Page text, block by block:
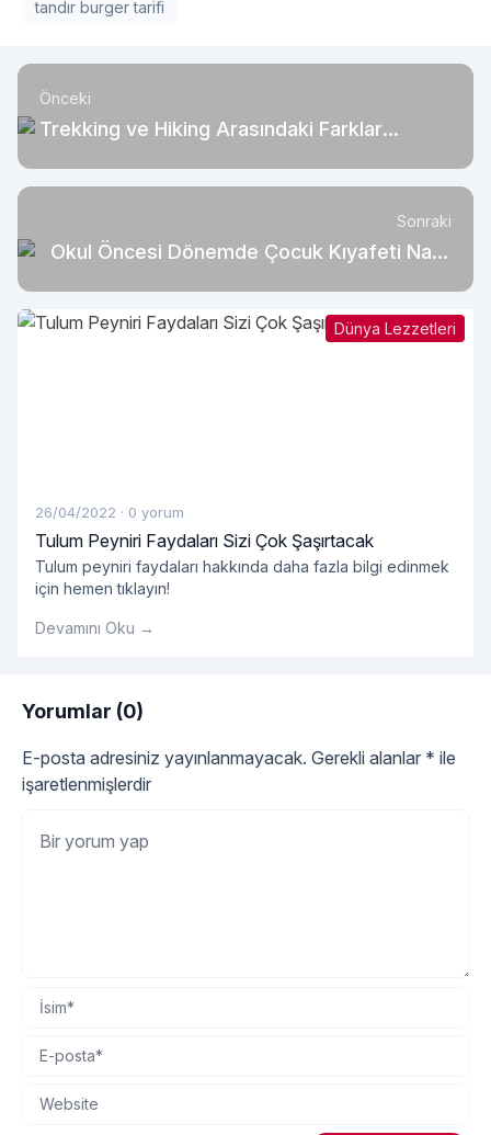
tandır burger tarifi
Önceki
Trekking ve Hiking Arasındaki Farklar
Sonraki
Okul Öncesi Dönemde Çocuk Kıyafeti Nasıl
Dünya Lezzetleri
26/04/2022 · 0 yorum
Tulum Peyniri Faydaları Sizi Çok Şaşırtacak
Tulum peyniri faydaları hakkında daha fazla bilgi edinmek
için hemen tıklayın!
Devamını Oku →
Yorumlar (0)
E-posta adresiniz yayınlanmayacak. Gerekli alanlar * ile
işaretlenmişlerdir